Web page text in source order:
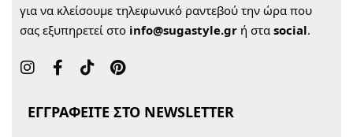
για να κλείσουμε τηλεφωνικό ραντεβού την ώρα που
σας εξυπηρετεί στο info@sugastyle.gr ή στα social.
ΕΓΓΡΑΦΕΙΤΕ ΣΤΟ NEWSLETTER